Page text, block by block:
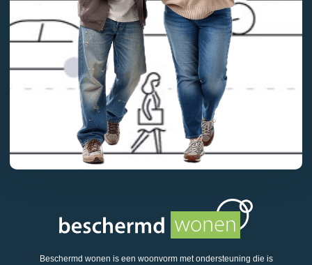
Beschermd wonen is een woonvorm met ondersteuning die is